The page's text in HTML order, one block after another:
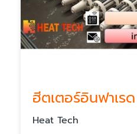
ฮีตเตอร์อินฟาเรด
Heat Tech